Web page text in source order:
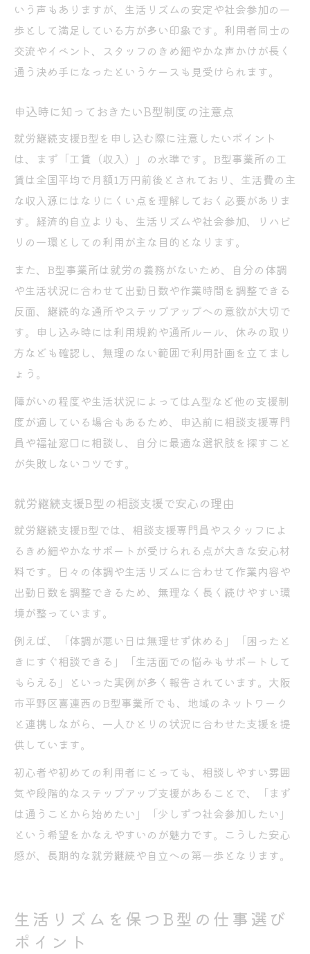
いう声もありますが、生活リズムの安定や社会参加の一
歩として満足している方が多い印象です。利用者同士の
交流やイベント、スタッフのきめ細やかな声かけが長く
通う決め手になったというケースも見受けられます。
申込時に知っておきたいB型制度の注意点
就労継続支援B型を申し込む際に注意したいポイント
は、まず「工賃（収入）」の水準です。B型事業所の工
賃は全国平均で月額1万円前後とされており、生活費の主
な収入源にはなりにくい点を理解しておく必要がありま
す。経済的自立よりも、生活リズムや社会参加、リハビ
リの一環としての利用が主な目的となります。
また、B型事業所は就労の義務がないため、自分の体調
や生活状況に合わせて出勤日数や作業時間を調整できる
反面、継続的な通所やステップアップへの意欲が大切で
す。申し込み時には利用規約や通所ルール、休みの取り
方なども確認し、無理のない範囲で利用計画を立てまし
ょう。
障がいの程度や生活状況によってはA型など他の支援制
度が適している場合もあるため、申込前に相談支援専門
員や福祉窓口に相談し、自分に最適な選択肢を探すこと
が失敗しないコツです。
就労継続支援B型の相談支援で安心の理由
就労継続支援B型では、相談支援専門員やスタッフによ
るきめ細やかなサポートが受けられる点が大きな安心材
料です。日々の体調や生活リズムに合わせて作業内容や
出勤日数を調整できるため、無理なく長く続けやすい環
境が整っています。
例えば、「体調が悪い日は無理せず休める」「困ったと
きにすぐ相談できる」「生活面での悩みもサポートして
もらえる」といった実例が多く報告されています。大阪
市平野区喜連西のB型事業所でも、地域のネットワーク
と連携しながら、一人ひとりの状況に合わせた支援を提
供しています。
初心者や初めての利用者にとっても、相談しやすい雰囲
気や段階的なステップアップ支援があることで、「まず
は通うことから始めたい」「少しずつ社会参加したい」
という希望をかなえやすいのが魅力です。こうした安心
感が、長期的な就労継続や自立への第一歩となります。
生活リズムを保つB型の仕事選び
ポイント